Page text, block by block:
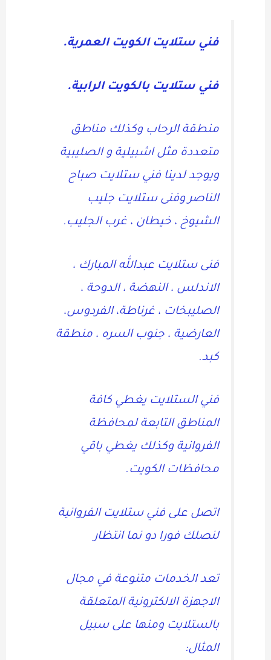
فني ستلايت الكويت العمرية.
فني ستلايت بالكويت الرابية.
منطقة الرحاب وكذلك مناطق
متعددة مثل اشبيلية و الصليبية
ويوجد لدينا فني ستلايت صباح
الناصر وفنى ستلايت جليب
الشيوخ ، خيطان ، غرب الجليب.
فنى ستلايت عبدالله المبارك ،
الاندلس ، النهضة ، الدوحة ،
الصليبخات ، غرناطة، الفردوس،
العارضية ، جنوب السره ، منطقة
كبد.
فني الستلايت يغطي كافة
المناطق التابعة لمحافظة
الفروانية وكذلك يغطي باقي
محافظات الكويت.
اتصل على فني ستلايت الفروانية
لنصلك فورا دو نما انتظار
تعد الخدمات متنوعة في مجال
الاجهزة الالكترونية المتعلقة
بالستلايت ومنها على سبيل
المثال: